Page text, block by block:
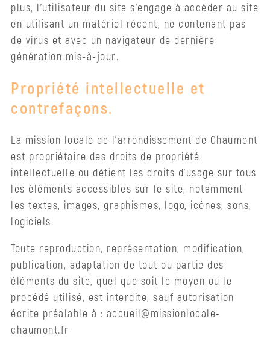
plus, l’utilisateur du site s’engage à accéder au site
en utilisant un matériel récent, ne contenant pas
de virus et avec un navigateur de dernière
génération mis-à-jour.
Propriété intellectuelle et
contrefaçons.
La mission locale de l’arrondissement de Chaumont
est propriétaire des droits de propriété
intellectuelle ou détient les droits d’usage sur tous
les éléments accessibles sur le site, notamment
les textes, images, graphismes, logo, icônes, sons,
logiciels.
Toute reproduction, représentation, modification,
publication, adaptation de tout ou partie des
éléments du site, quel que soit le moyen ou le
procédé utilisé, est interdite, sauf autorisation
écrite préalable à : accueil@missionlocale-
chaumont.fr